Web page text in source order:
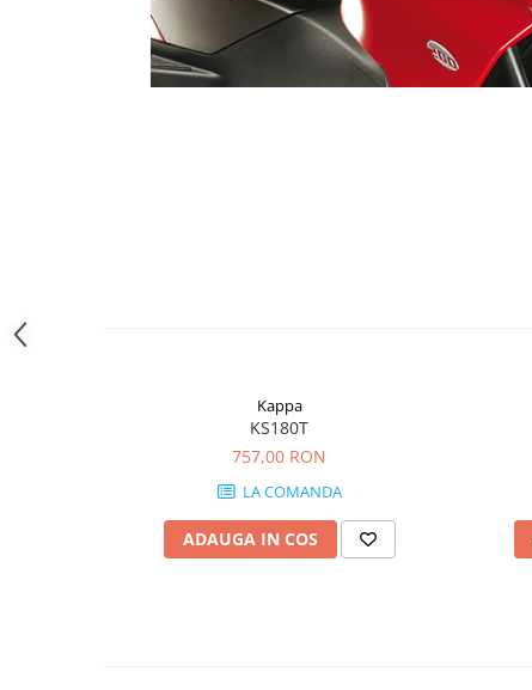
Kappa
KS180T
757,00 RON
LA COMANDA
ADAUGA IN COS